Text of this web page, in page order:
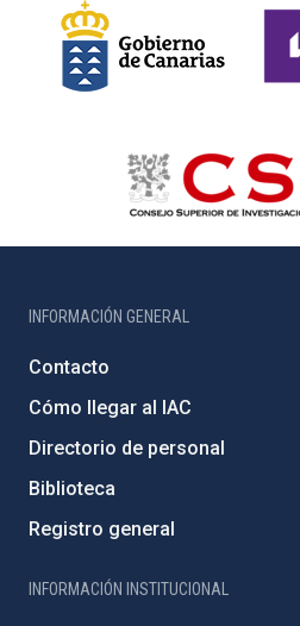
INFORMACIÓN GENERAL
Contacto
Cómo llegar al IAC
Directorio de personal
Biblioteca
Registro general
INFORMACIÓN INSTITUCIONAL